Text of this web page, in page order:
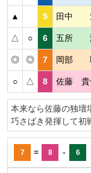
▲ 5 田中
△ ○ 6 五所
◎ ◎ 7 岡部
○ △ 8 佐藤 貴
本来なら佐藤の独壇
巧さばき発揮して初
7 = 8 - 6